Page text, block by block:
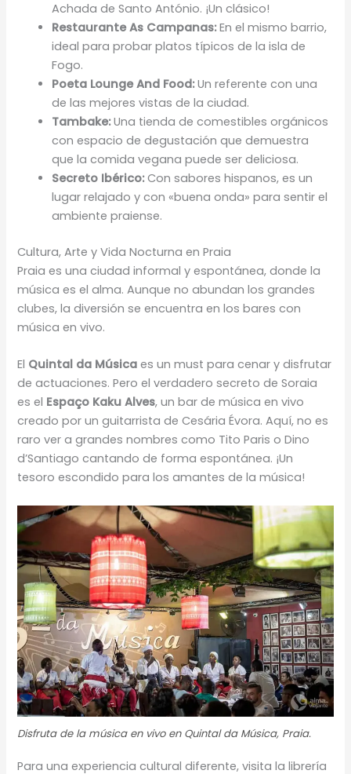
Achada de Santo António. ¡Un clásico!
Restaurante As Campanas:En el mismo barrio,
ideal para probar platos típicos de la isla de
Fogo.
Poeta Lounge And Food:Un referente con una
de las mejores vistas de la ciudad.
Tambake:Una tienda de comestibles orgánicos
con espacio de degustación que demuestra
que la comida vegana puede ser deliciosa.
Secreto Ibérico:Con sabores hispanos, es un
lugar relajado y con «buena onda» para sentir el
ambiente praiense.
Cultura, Arte y Vida Nocturna en Praia
Praia es una ciudad informal y espontánea, donde la
música es el alma. Aunque no abundan los grandes
clubes, la diversión se encuentra en los bares con
música en vivo.
El Quintal da Música es un must para cenar y disfrutar
de actuaciones. Pero el verdadero secreto de Soraia
es el Espaço Kaku Alves, un bar de música en vivo
creado por un guitarrista de Cesária Évora. Aquí, no es
raro ver a grandes nombres como Tito Paris o Dino
d’Santiago cantando de forma espontánea. ¡Un
tesoro escondido para los amantes de la música!
Disfruta de la música en vivo en Quintal da Música, Praia.
Para una experiencia cultural diferente, visita la librería